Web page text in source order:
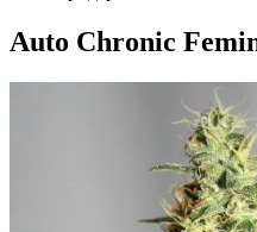
Auto Chronic